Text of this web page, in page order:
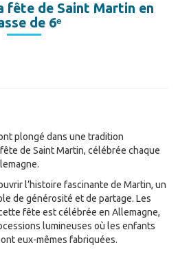
fête de Saint Martin en
de 6ᵉ
plongé dans une tradition
de Saint Martin, célébrée chaque
l’histoire fascinante de Martin, un
de générosité et de partage. Les
fête est célébrée en Allemagne,
lumineuses où les enfants
eux-mêmes fabriquées.